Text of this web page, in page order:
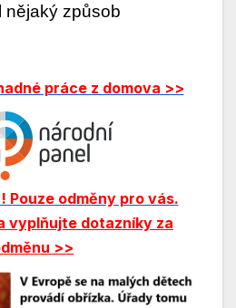
nějaký způsob
práce z domova >>
Pouze odměny pro vás.
vyplňujte dotazníky za
>>